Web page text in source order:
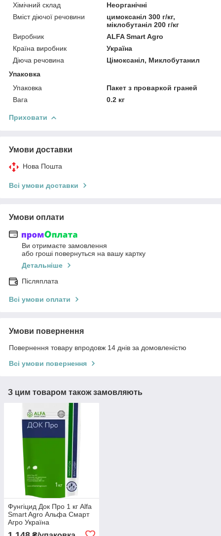
Хімічний склад
Неорганічні
Вміст діючої речовини
цимоксаніл 300 г/кг,
міклобутаніл 200 г/кг
Виробник
ALFA Smart Agro
Країна виробник
Україна
Діюча речовина
Цімоксаніл, Миклобутанил
Упаковка
Упаковка
Пакет з проваркой граней
Вага
0.2 кг
Приховати
Умови доставки
Нова Пошта
Всі умови доставки
Умови оплати
Ви отримаєте замовлення
або гроші повернуться на вашу картку
Детальніше
Післяплата
Всі умови оплати
Умови повернення
Повернення товару впродовж 14 днів за домовленістю
Всі умови повернення
З цим товаром також замовляють
Фунгіцид Док Про 1 кг Alfa
Smart Agro Альфа Смарт
Агро Україна